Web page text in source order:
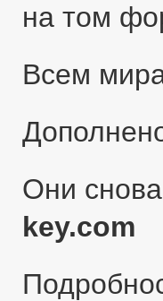
на том
Всем
Они
key.com